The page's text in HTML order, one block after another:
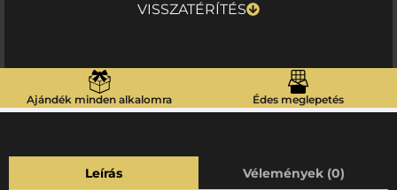
VISSZATÉRÍTÉS
Ajándék minden alkalomra Édes meglepetés
Leírás Vélemények (0)